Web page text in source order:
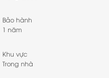
Bảo hành
1 năm
Khu vực
Trong nhà